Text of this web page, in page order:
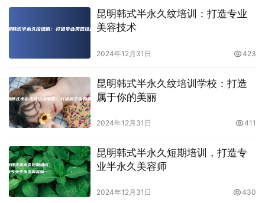
昆明韩式半永久纹培训：打造专业
美容技术
2024年12月31日 423
昆明韩式半永久纹培训学校：打造
属于你的美丽
2024年12月31日 411
昆明韩式半永久短期培训，打造专
业半永久美容师
2024年12月31日 430